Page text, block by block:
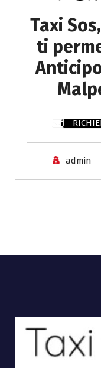
Taxi
ti
admin